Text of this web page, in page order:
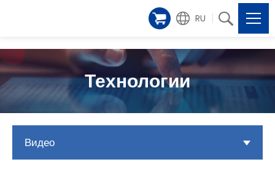
RU
Технологии
Видео